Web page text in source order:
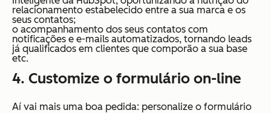
relacionamento estabelecido entre a sua marca e os
seus contatos;
o acompanhamento dos seus contatos com
notificações e e-mails automatizados, tornando leads
já qualificados em clientes que comporão a sua base
etc.
4. Customize o formulário on-line
Aí vai mais uma boa pedida: personalize o formulário